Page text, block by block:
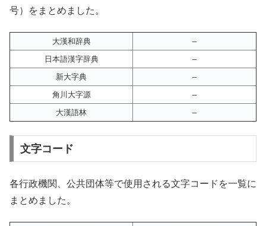
号）をまとめました。
大漢和辞典
–
日本語漢字辞典
–
新大字典
–
角川大字源
–
大漢語林
–
文字コード
各行政機関、公共団体等で使用される文字コードを一覧に
まとめました。